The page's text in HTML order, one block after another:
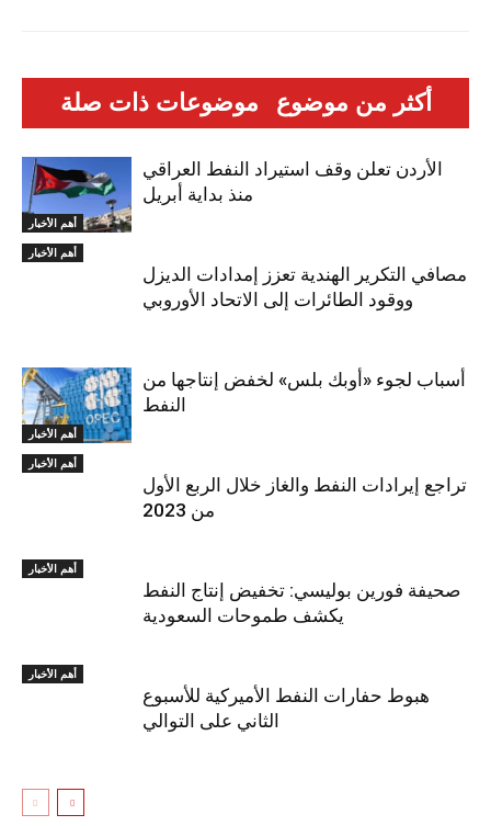
موضوعات ذات صلة أكثر من موضوع
أهم الأخبار
الأردن تعلن وقف استيراد النفط العراقي
منذ بداية أبريل
أهم الأخبار
مصافي التكرير الهندية تعزز إمدادات الديزل
ووقود الطائرات إلى الاتحاد الأوروبي
أهم الأخبار
أسباب لجوء «أوبك بلس» لخفض إنتاجها من
النفط
أهم الأخبار
تراجع إيرادات النفط والغاز خلال الربع الأول
من 2023
أهم الأخبار
صحيفة فورين بوليسي: تخفيض إنتاج النفط
يكشف طموحات السعودية
أهم الأخبار
هبوط حفارات النفط الأميركية للأسبوع
الثاني على التوالي